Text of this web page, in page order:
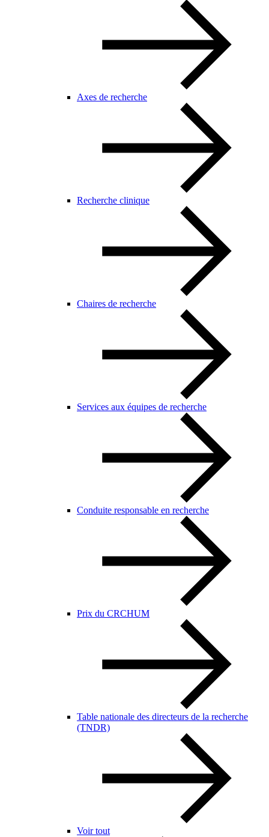
Axes de recherche
Recherche clinique
Chaires de recherche
Services aux équipes de recherche
Conduite responsable en recherche
Prix du CRCHUM
Table nationale des directeurs de la recherche
(TNDR)
Voir tout